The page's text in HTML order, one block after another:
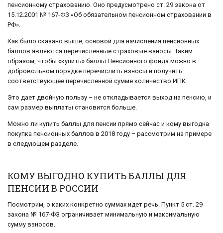
пенсионному страхованию. Оно предусмотрено ст. 29 закона от
15.12.2001 № 167-ФЗ «Об обязательном пенсионном страховании в
РФ».
Как было сказано выше, основой для начисления пенсионных
баллов являются перечисленные страховые взносы. Таким
образом, чтобы «купить» баллы Пенсионного фонда можно в
добровольном порядке перечислить взносы и получить
соответствующее перечисленной сумме количество ИПК.
Это дает двойную пользу – не откладывается выход на пенсию, и
сам размер выплаты становится больше.
Можно ли купить баллы для пенсии прямо сейчас и кому выгодна
покупка пенсионных баллов в 2018 году – рассмотрим на примере
в следующем разделе.
КОМУ ВЫГОДНО КУПИТЬ БАЛЛЫ ДЛЯ
ПЕНСИИ В РОССИИ
Посмотрим, о каких конкретно суммах идет речь. Пункт 5 ст. 29
закона № 167-ФЗ ограничивает минимальную и максимальную
сумму взносов.